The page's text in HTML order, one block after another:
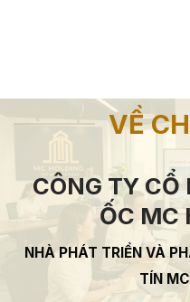
VỀ
CÔNG TY
ỐC MC
NHÀ PHÁT TRIỂN VÀ
TÍN